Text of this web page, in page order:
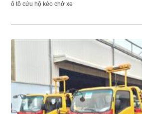
ô tô cứu hộ kéo chở xe